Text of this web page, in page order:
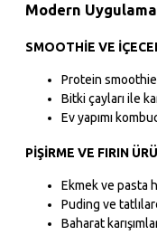
Modern
SMOOTHIE VE
Protein
Bitki çayları ile
Ev yapımı
PIŞIRME VE FIRIN
Ekmek ve pasta
Puding ve
Baharat